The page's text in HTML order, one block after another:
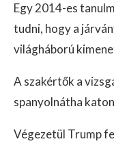
Egy 2014-es
tudni, hogy a
világháború
A szakértők a
spanyolnátha
Végezetül Trump